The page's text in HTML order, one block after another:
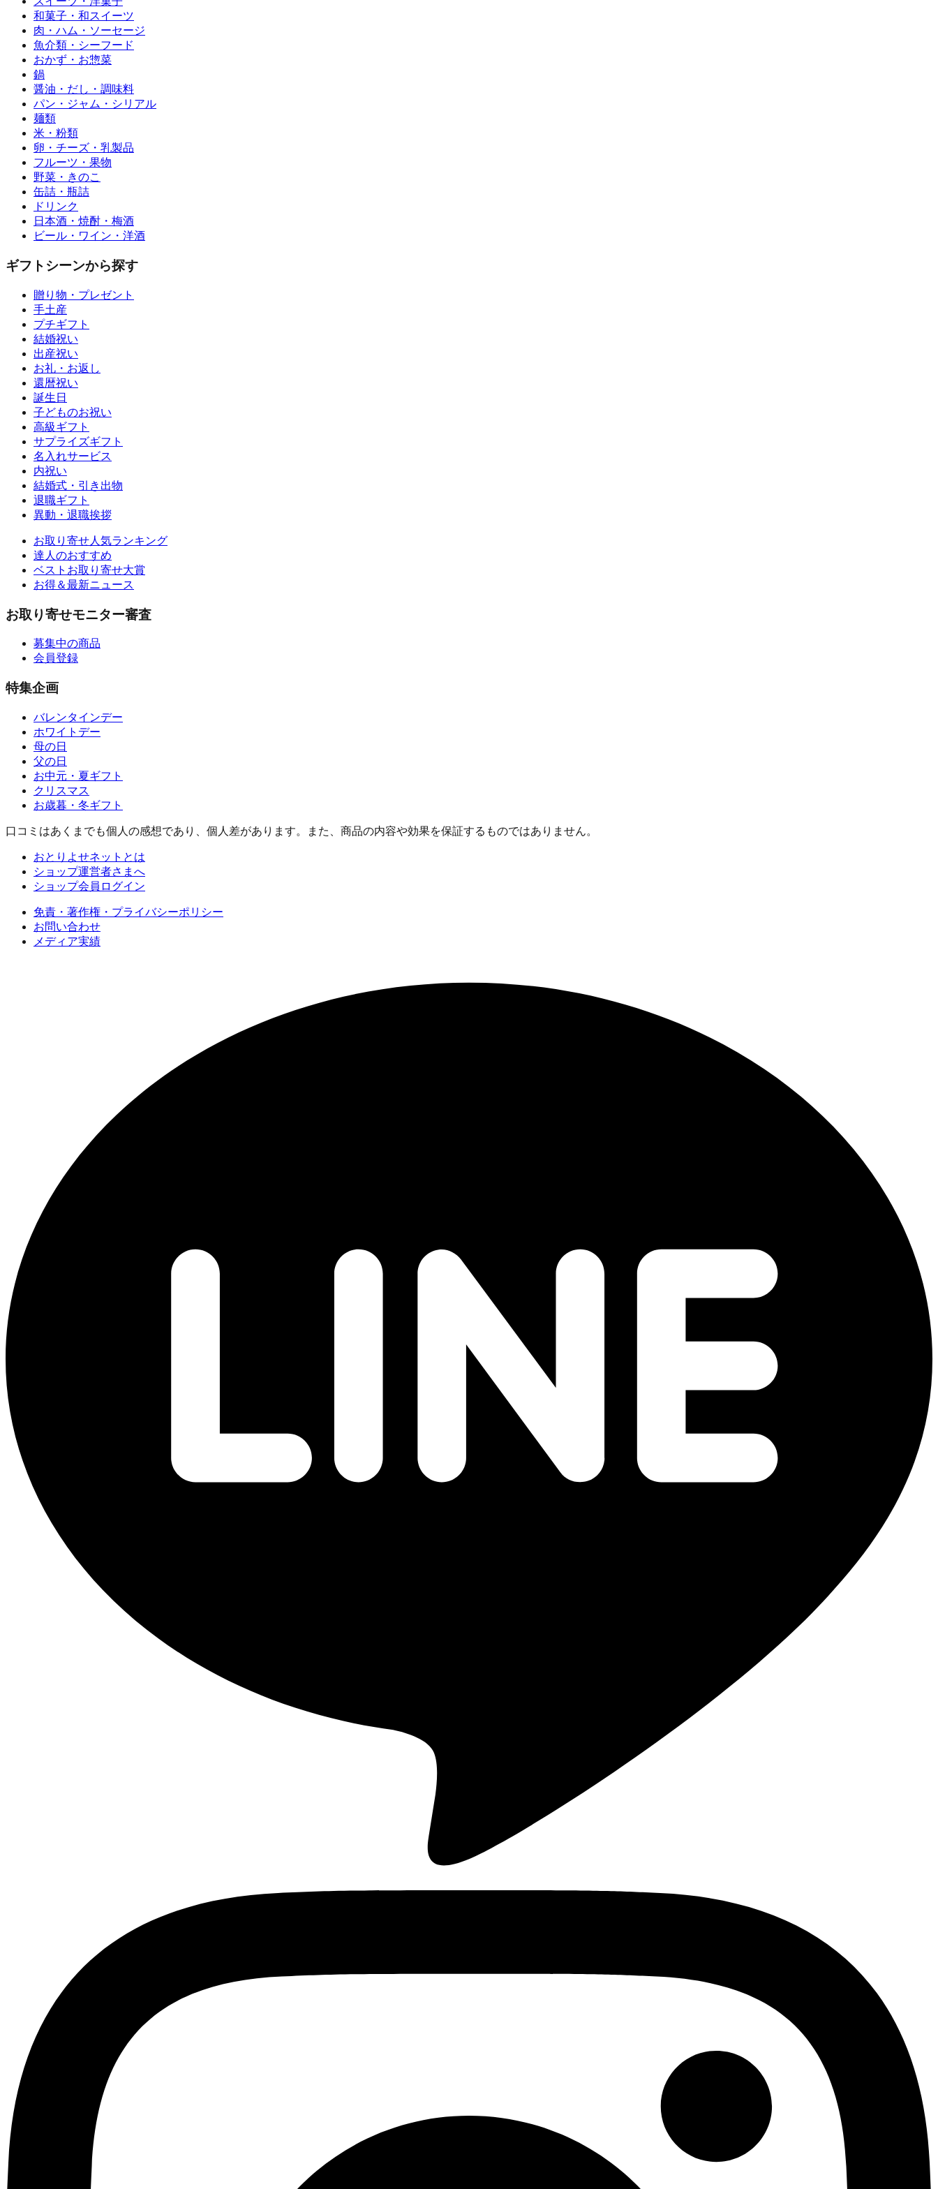
和菓子・和スイーツ
肉・ハム・ソーセージ
魚介類・シーフード
おかず・お惣菜
鍋
醤油・だし・調味料
パン・ジャム・シリアル
麺類
米・粉類
卵・チーズ・乳製品
フルーツ・果物
野菜・きのこ
缶詰・瓶詰
ドリンク
日本酒・焼酎・梅酒
ビール・ワイン・洋酒
ギフトシーンから探す
贈り物・プレゼント
手土産
プチギフト
結婚祝い
出産祝い
お礼・お返し
還暦祝い
誕生日
子どものお祝い
高級ギフト
サプライズギフト
名入れサービス
内祝い
結婚式・引き出物
退職ギフト
異動・退職挨拶
お取り寄せ人気ランキング
達人のおすすめ
ベストお取り寄せ大賞
お得＆最新ニュース
お取り寄せモニター審査
募集中の商品
会員登録
特集企画
バレンタインデー
ホワイトデー
母の日
父の日
お中元・夏ギフト
クリスマス
お歳暮・冬ギフト
口コミはあくまでも個人の感想であり、個人差があります。また、商品の内容や効果を保証するものではありません。
おとりよせネットとは
ショップ運営者さまへ
ショップ会員ログイン
免責・著作権・プライバシーポリシー
お問い合わせ
メディア実績